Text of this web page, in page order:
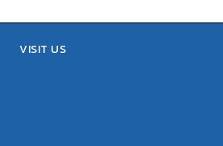
VISIT US